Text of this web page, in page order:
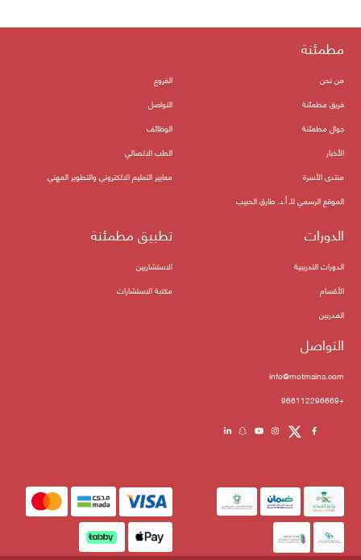
مطمئنة
من نحن
فريق مطمئنة
جوال مطمئنة
الأخبار
منتدى الأسرة
الموقع الرسمي للـ أ.د. طارق الحبيب
الفروع
التواصل
الوظائف
الطب الاتصالي
معايير التعليم الالكتروني والتطوير المهني
الدورات
الدورات التدريبية
الأقسام
المدربين
تطبيق مطمئنة
الاستشاريين
مكتبة الاستشارات
التواصل
info@motmaina.com
+966112296669